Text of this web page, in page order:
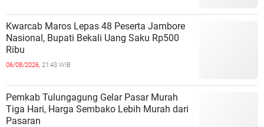
Kwarcab Maros Lepas 48 Peserta Jambore
Nasional, Bupati Bekali Uang Saku Rp500
Ribu
06/08/2026, 21:43 WIB
Pemkab Tulungagung Gelar Pasar Murah
Tiga Hari, Harga Sembako Lebih Murah dari
Pasaran